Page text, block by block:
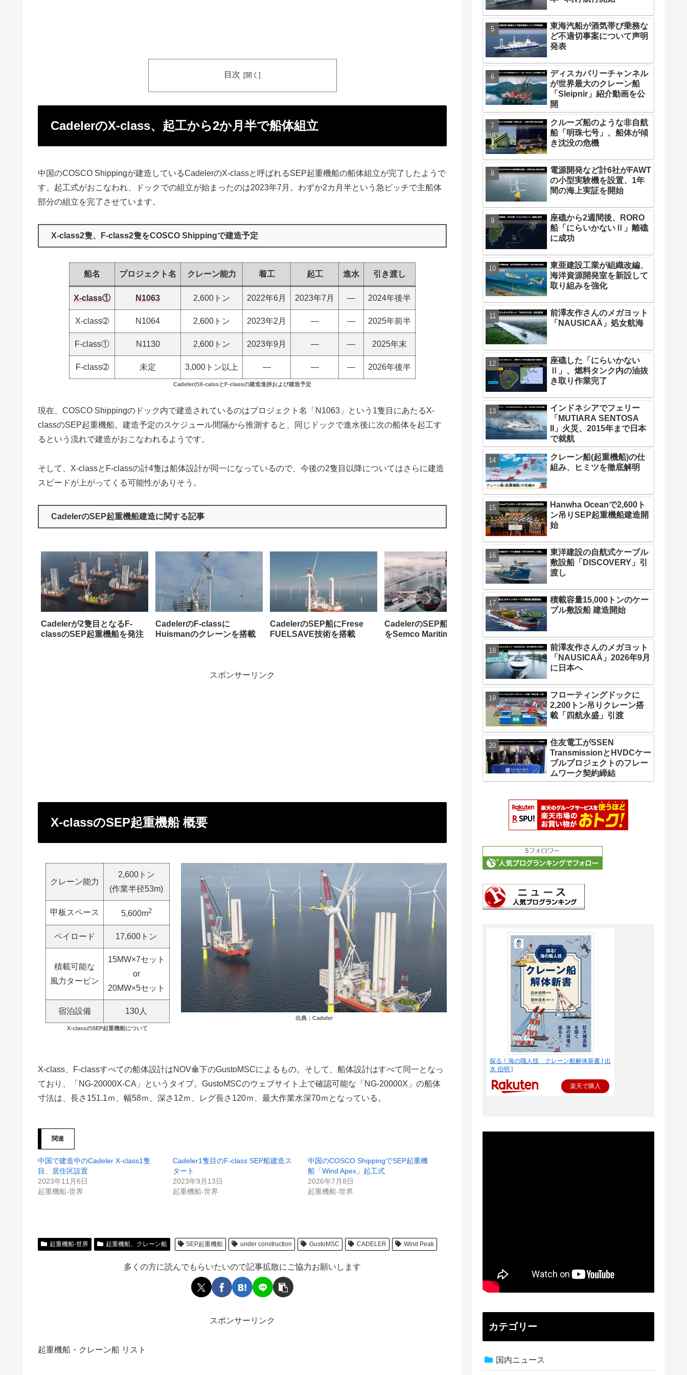
目次
CadelerのX-class、起工から2か月半で船体組立
中国のCOSCO Shippingが建造しているCadelerのX-classと呼ばれるSEP起重機船の船体組立が完了したようで
す。起工式がおこなわれ、ドックでの組立が始まったのは2023年7月。わずか2カ月半という急ピッチで主船体
部分の組立を完了させています。
X-class2隻、F-class2隻をCOSCO Shippingで建造予定
船名 プロジェクト名 クレーン能力 着工 起工 進水 引き渡し
X-class① N1063 2,600トン 2022年6月 2023年7月 ― 2024年後半
X-class➁ N1064 2,600トン 2023年2月 ― ― 2025年前半
F-class① N1130 2,600トン 2023年9月 ― ― 2025年末
F-class➁ 未定 3,000トン以上 ― ― ― 2026年後半
CadelerのX-calssとF-classの建造進捗および建造予定
現在、COSCO Shippingのドック内で建造されているのはプロジェクト名「N1063」という1隻目にあたるX-
classのSEP起重機船。建造予定のスケジュール間隔から推測すると、同じドックで進水後に次の船体を起工す
るという流れで建造がおこなわれるようです。
そして、X-classとF-classの計4隻は船体設計が同一になっているので、今後の2隻目以降についてはさらに建造
スピードが上がってくる可能性がありそう。
CadelerのSEP起重機船建造に関する記事
Cadelerが2隻目となるF-
classのSEP起重機船を発注
CadelerのF-classに
Huismanのクレーンを搭載
CadelerのSEP船にFrese
FUELSAVE技術を搭載
CadelerのSEP船2隻の改造
をSemco Maritimeが契約
CadelerのX-class2隻目とな
るSEP船の建造開始
スポンサーリンク
X-classのSEP起重機船 概要
クレーン能力
2,600トン
(作業半径53m)
甲板スペース 5,600m2
ペイロード 17,600トン
積載可能な
風力タービン
15MW×7セット
or
20MW×5セット
宿泊設備 130人
X-classのSEP起重機船について
出典：Cadeler
X-class、F-classすべての船体設計はNOV傘下のGustoMSCによるもの。そして、船体設計はすべて同一となっ
ており、「NG-20000X-CA」というタイプ。GustoMSCのウェブサイト上で確認可能な「NG-20000X」の船体
寸法は、長さ151.1ｍ、幅58ｍ、深さ12ｍ、レグ長さ120ｍ、最大作業水深70ｍとなっている。
関連
中国で建造中のCadeler X-class1隻
目、居住区設置
2023年11月6日
起重機船-世界
Cadeler1隻目のF-class SEP船建造ス
タート
2023年9月13日
起重機船-世界
中国のCOSCO ShippingでSEP起重機
船「Wind Apex」起工式
2026年7月8日
起重機船-世界
起重機船-世界 起重機船、クレーン船 SEP起重機船 under construction GustoMSC CADELER Wind Peak
多くの方に読んでもらいたいので記事拡散にご協力お願いします
スポンサーリンク
起重機船・クレーン船 リスト
東海汽船が酒気帯び乗務な
ど不適切事案について声明
発表
ディスカバリーチャンネル
が世界最大のクレーン船
「Sleipnir」紹介動画を公
開
クルーズ船のような非自航
船「明珠七号」、船体が傾
き沈没の危機
電源開発など計6社がFAWT
の小型実験機を設置、1年
間の海上実証を開始
座礁から2週間後、RORO
船「にらいかないⅡ」離礁
に成功
東亜建設工業が組織改編、
海洋資源開発室を新設して
取り組みを強化
前澤友作さんのメガヨット
「NAUSICAÄ」処女航海
座礁した「にらいかない
Ⅱ」、燃料タンク内の油抜
き取り作業完了
インドネシアでフェリー
「MUTIARA SENTOSA
II」火災、2015年まで日本
で就航
クレーン船(起重機船)の仕
組み、ヒミツを徹底解明
Hanwha Oceanで2,600ト
ン吊りSEP起重機船建造開
始
東洋建設の自航式ケーブル
敷設船「DISCOVERY」引
渡し
積載容量15,000トンのケー
ブル敷設船 建造開始
前澤友作さんのメガヨット
「NAUSICAÄ」2026年9月
に日本へ
フローティングドックに
2,200トン吊りクレーン搭
載「四航永盛」引渡
住友電工がSSEN
TransmissionとHVDCケー
ブルプロジェクトのフレー
ムワーク契約締結
探る！海の職人技 クレーン船解体新書 [ 出
水 伯明 ]
楽天で購入
カテゴリー
国内ニュース